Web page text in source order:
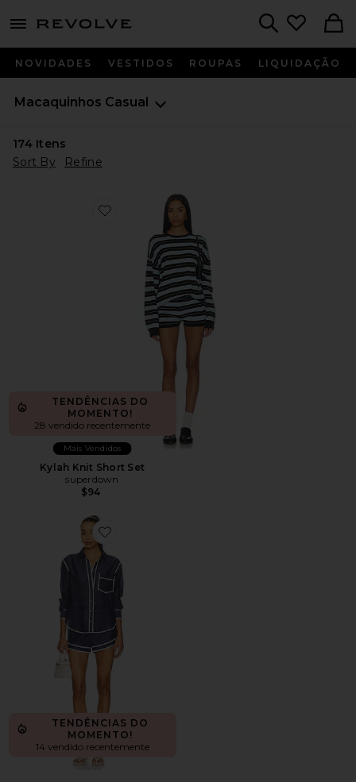
menu - shows more content
NOVIDADES VESTIDOS ROUPAS LIQUIDAÇÃO
Macaquinhos Casual
174Itens
Sort By
Refine
Favorite Kylah Knit Short Set
TENDÊNCIAS DO
MOMENTO!
28 vendido recentemente
Mais Vendidos
Kylah Knit Short Set
superdown
$94
Favorite Peyton Set
TENDÊNCIAS DO
MOMENTO!
14 vendido recentemente